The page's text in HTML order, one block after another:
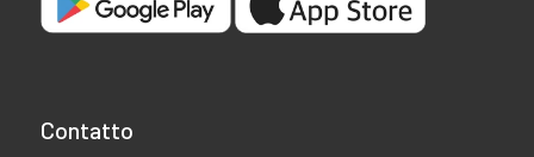
Contatto